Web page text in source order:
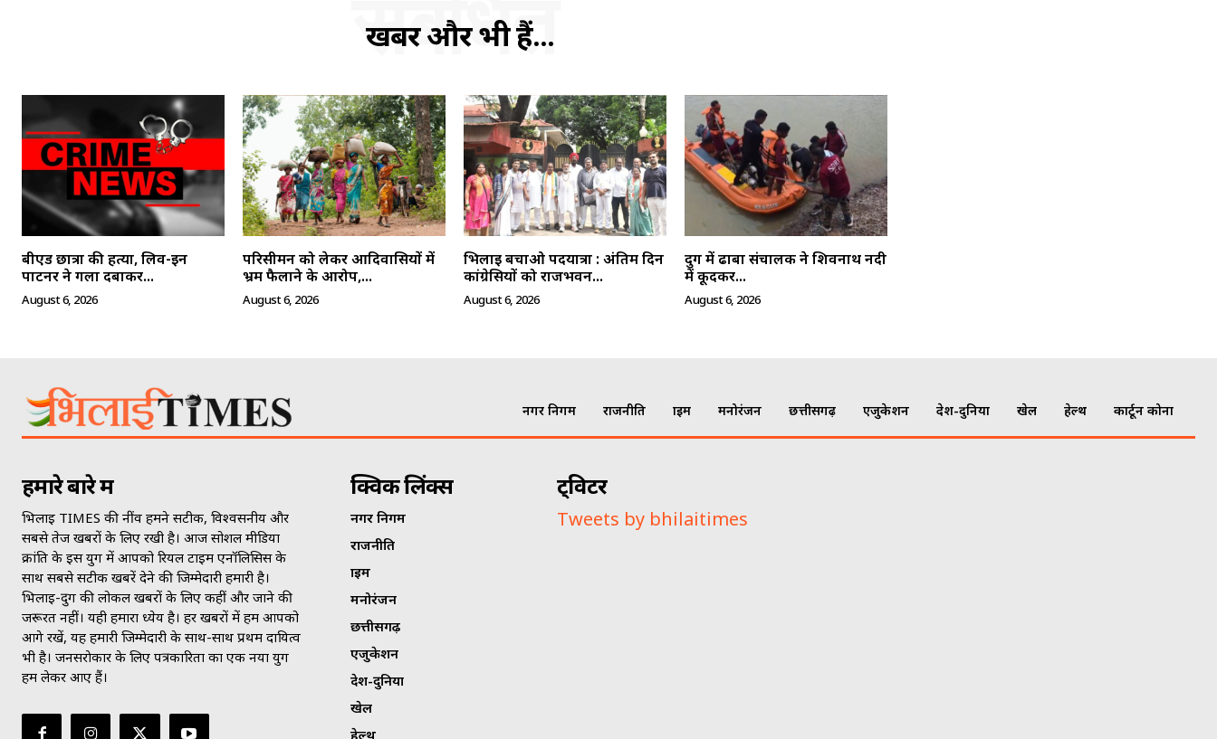
खबरें और भी हैं...
संबंधित
बीएड छात्रा की हत्या, लिव-इन
पार्टनर ने गला दबाकर...
August 6, 2026
परिसीमन को लेकर आदिवासियों में
भ्रम फैलाने के आरोप,...
August 6, 2026
भिलाई बचाओ पदयात्रा : अंतिम दिन
कांग्रेसियों को राजभवन...
August 6, 2026
दुर्ग में ढाबा संचालक ने शिवनाथ नदी
में कूदकर...
August 6, 2026
नगर निगम राजनीति क्राइम मनोरंजन छत्तीसगढ़ एजुकेशन देश-दुनिया खेल हेल्थ कार्टून कोना
हमारे बारे में
भिलाई TIMES की नींव हमने सटीक, विश्वसनीय और
सबसे तेज खबरों के लिए रखी है। आज सोशल मीडिया
क्रांति के इस युग में आपको रियल टाइम एनॉलिसिस के
साथ सबसे सटीक खबरें देने की जिम्मेदारी हमारी है।
भिलाई-दुर्ग की लोकल खबरों के लिए कहीं और जाने की
जरूरत नहीं। यही हमारा ध्येय है। हर खबरों में हम आपको
आगे रखें, यह हमारी जिम्मेदारी के साथ-साथ प्रथम दायित्व
भी है। जनसराेकार के लिए पत्रकारिता का एक नया युग
हम लेकर आए हैं।
क्विक लिंक्स
नगर निगम
राजनीति
क्राइम
मनोरंजन
छत्तीसगढ़
एजुकेशन
देश-दुनिया
खेल
हेल्थ
ट्विटर
Tweets by bhilaitimes